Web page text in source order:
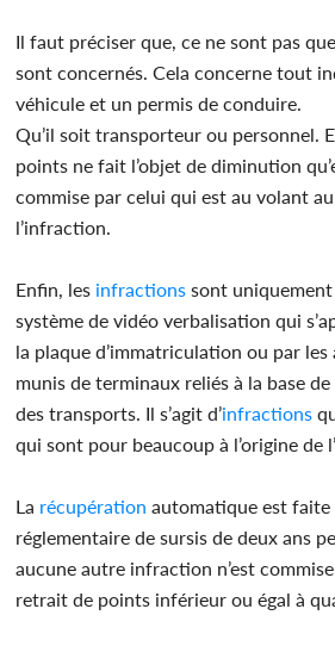
Il faut préciser que, ce ne sont pas
sont concernés. Cela concerne tout
véhicule et un permis de conduire.
Qu’il soit transporteur ou personnel.
points ne fait l’objet de diminution
commise par celui qui est au volant
l’infraction.
Enfin, les infractions sont
système de vidéo verbalisation qui
la plaque d’immatriculation ou par
munis de terminaux reliés à la base
des transports. Il s’agit d’infractions
qui sont pour beaucoup à l’origine de
La récupération automatique est faite
réglementaire de sursis de deux ans
aucune autre infraction n’est
retrait de points inférieur ou égal à